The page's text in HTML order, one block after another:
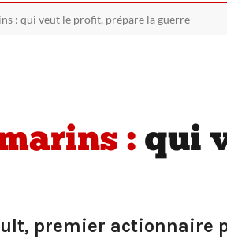
: qui veut le profit, prépare la guerre
: qui
premier